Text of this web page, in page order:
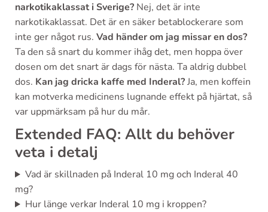
narkotikaklassat i Sverige? Nej, det är inte
narkotikaklassat. Det är en säker betablockerare som
inte ger något rus. Vad händer om jag missar en dos?
Ta den så snart du kommer ihåg det, men hoppa över
dosen om det snart är dags för nästa. Ta aldrig dubbel
dos. Kan jag dricka kaffe med Inderal?Ja, men koffein
kan motverka medicinens lugnande effekt på hjärtat, så
var uppmärksam på hur du mår.
Extended FAQ: Allt du behöver
veta i detalj
Vad är skillnaden på Inderal 10 mg och Inderal 40
mg?
Hur länge verkar Inderal 10 mg i kroppen?